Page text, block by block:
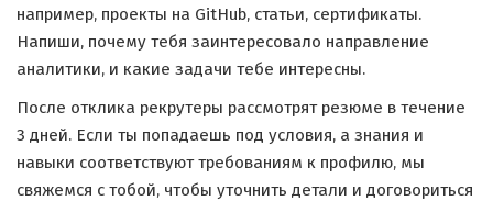
например, проекты на GitHub, статьи, сертификаты.
Напиши, почему тебя заинтересовало направление
аналитики, и какие задачи тебе интересны.
После отклика рекрутеры рассмотрят резюме в течение
3 дней. Если ты попадаешь под условия, а знания и
навыки соответствуют требованиям к профилю, мы
свяжемся с тобой, чтобы уточнить детали и договориться